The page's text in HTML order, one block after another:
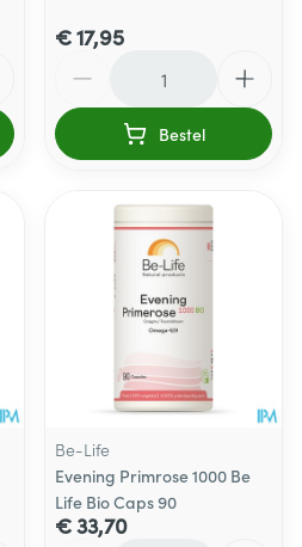
€ 17,95
Bestel
Be-Life
Evening Primrose 1000 Be
Life Bio Caps 90
€ 33,70